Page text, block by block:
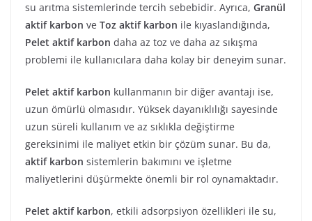
su arıtma sistemlerinde tercih sebebidir. Ayrıca, Granül
aktif karbon ve Toz aktif karbon ile kıyaslandığında,
Pelet aktif karbon daha az toz ve daha az sıkışma
problemi ile kullanıcılara daha kolay bir deneyim sunar.
Pelet aktif karbon kullanmanın bir diğer avantajı ise,
uzun ömürlü olmasıdır. Yüksek dayanıklılığı sayesinde
uzun süreli kullanım ve az sıklıkla değiştirme
gereksinimi ile maliyet etkin bir çözüm sunar. Bu da,
aktif karbon sistemlerin bakımını ve işletme
maliyetlerini düşürmekte önemli bir rol oynamaktadır.
Pelet aktif karbon, etkili adsorpsiyon özellikleri ile su,